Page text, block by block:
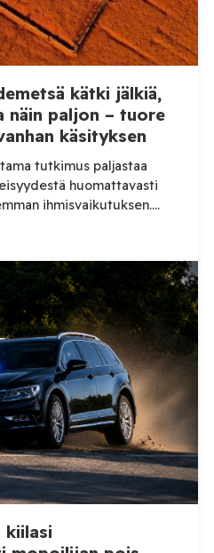
kätki jälkiä,
näin paljon – tuore
käsityksen
tutkimus paljastaa
huomattavasti
ihmisvaikutuksen.
toi päivänvaloon
Amazonin sademetsä on
jossa ennen
eli suhteellisen harva
yhteisöissä. Uusi
tutkimus antaa tästä
kuvan. Helsingin ja […]
kiilasi